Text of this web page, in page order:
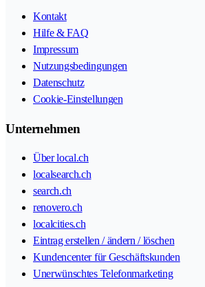
Kontakt
Hilfe & FAQ
Impressum
Nutzungsbedingungen
Datenschutz
Cookie-Einstellungen
Unternehmen
Über local.ch
localsearch.ch
search.ch
renovero.ch
localcities.ch
Eintrag erstellen / ändern / löschen
Kundencenter für Geschäftskunden
Unerwünschtes Telefonmarketing